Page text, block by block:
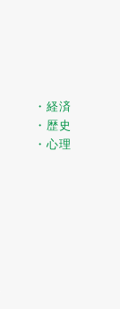
・経済
・歴史
・心理